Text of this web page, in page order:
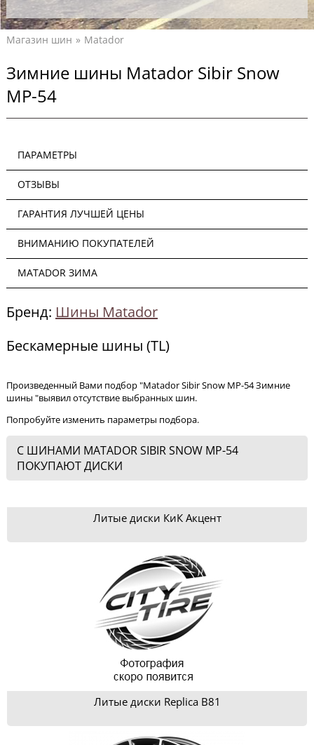
Магазин шин Matador
Зимние шины Matador Sibir Snow
MP-54
ПАРАМЕТРЫ
ОТЗЫВЫ
ГАРАНТИЯ ЛУЧШЕЙ ЦЕНЫ
ВНИМАНИЮ ПОКУПАТЕЛЕЙ
MATADOR ЗИМА
Бренд: Шины Matador
Бескамерные шины (TL)
Произведенный Вами подбор "Matador Sibir Snow MP-54 Зимние
шины "выявил отсутствие выбранных шин.
Попробуйте изменить параметры подбора.
С ШИНАМИ MATADOR SIBIR SNOW MP-54
ПОКУПАЮТ ДИСКИ
Литые диски КиК Акцент
Литые диски Replica B81